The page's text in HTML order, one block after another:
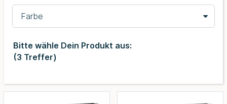
Farbe
Bitte wähle Dein Produkt aus:
(3 Treffer)